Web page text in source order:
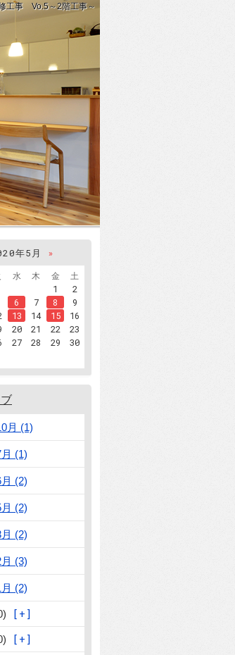
工事 Vo.5～2階工事～
年5月
»
水 木 金
土
1
2
6 7 8
9
13 14 15
16
20 21 22
23
27 28 29
30
月 (1)
(1)
(2)
(2)
(2)
(3)
(2)